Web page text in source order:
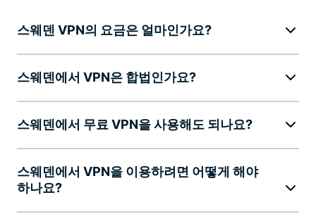
스웨덴 VPN의 요금은 얼마인가요?
스웨덴에서 VPN은 합법인가요?
스웨덴에서 무료 VPN을 사용해도 되나요?
스웨덴에서 VPN을 이용하려면 어떻게 해야
하나요?